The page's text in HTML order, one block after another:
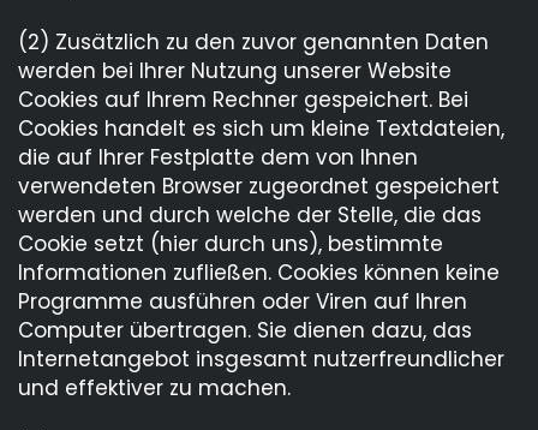
(2) Zusätzlich zu den zuvor genannten Daten
werden bei Ihrer Nutzung unserer Website
Cookies auf Ihrem Rechner gespeichert. Bei
Cookies handelt es sich um kleine Textdateien,
die auf Ihrer Festplatte dem von Ihnen
verwendeten Browser zugeordnet gespeichert
werden und durch welche der Stelle, die das
Cookie setzt (hier durch uns), bestimmte
Informationen zufließen. Cookies können keine
Programme ausführen oder Viren auf Ihren
Computer übertragen. Sie dienen dazu, das
Internetangebot insgesamt nutzerfreundlicher
und effektiver zu machen.